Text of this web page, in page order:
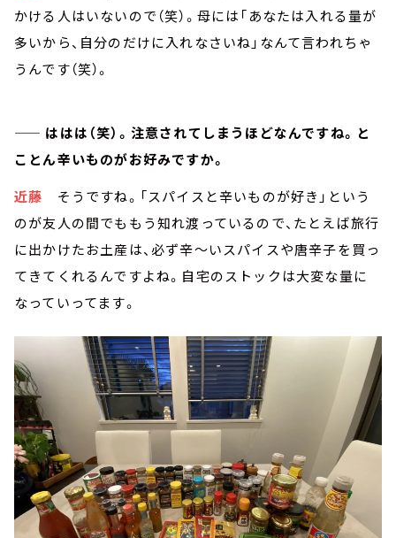
かける人はいないので（笑）。母には「あなたは入れる量が
多いから、自分のだけに入れなさいね」なんて言われちゃ
うんです（笑）。
—— ははは（笑）。注意されてしまうほどなんですね。と
ことん辛いものがお好みですか。
近藤 そうですね。「スパイスと辛いものが好き」という
のが友人の間でももう知れ渡っているので、たとえば旅行
に出かけたお土産は、必ず辛～いスパイスや唐辛子を買っ
てきてくれるんですよね。自宅のストックは大変な量に
なっていってます。